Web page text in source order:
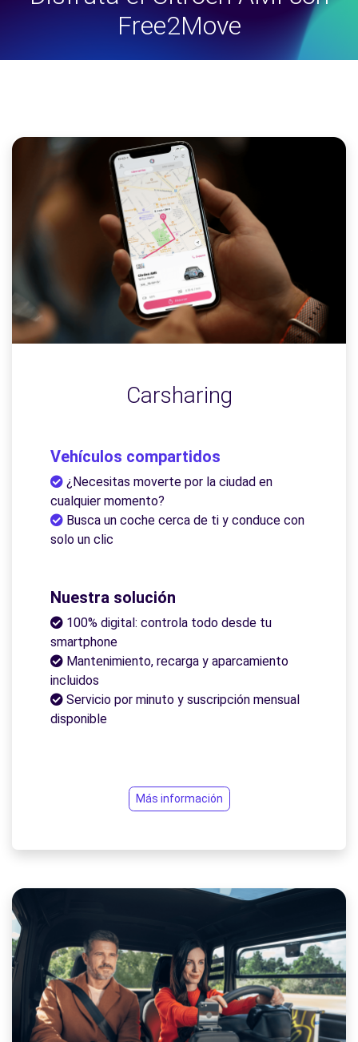
Free2Move
Carsharing
Vehículos compartidos
¿Necesitas moverte por la ciudad en
cualquier momento?
Busca un coche cerca de ti y conduce con
solo un clic
Nuestra solución
100% digital: controla todo desde tu
smartphone
Mantenimiento, recarga y aparcamiento
incluidos
Servicio por minuto y suscripción mensual
disponible
Más información